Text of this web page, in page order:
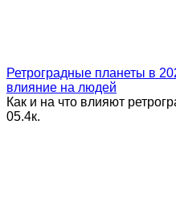
Ретроградные планеты в
влияние на людей
Как и на что влияют
05.4к.